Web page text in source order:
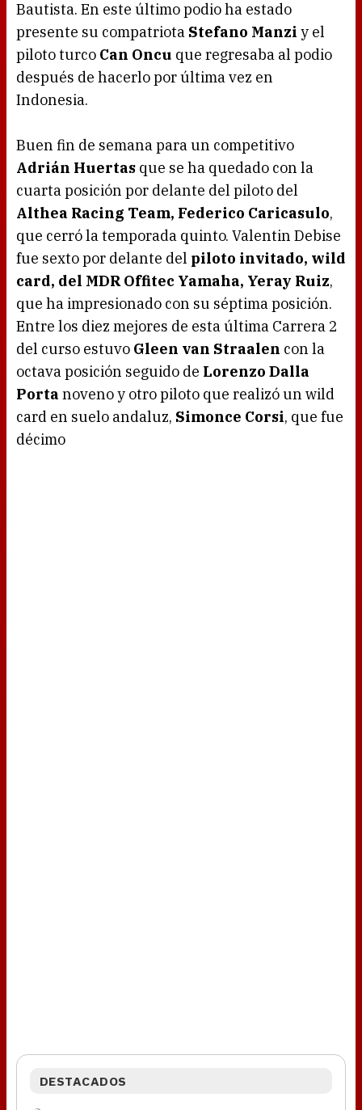
Bautista. En este último podio ha estado
presente su compatriota Stefano Manzi y el
piloto turco Can Oncu que regresaba al podio
después de hacerlo por última vez en
Indonesia.
Buen fin de semana para un competitivo
Adrián Huertas que se ha quedado con la
cuarta posición por delante del piloto del
Althea Racing Team, Federico Caricasulo,
que cerró la temporada quinto. Valentin Debise
fue sexto por delante del piloto invitado, wild
card, del MDR Offitec Yamaha, Yeray Ruiz,
que ha impresionado con su séptima posición.
Entre los diez mejores de esta última Carrera 2
del curso estuvo Gleen van Straalen con la
octava posición seguido de Lorenzo Dalla
Porta noveno y otro piloto que realizó un wild
card en suelo andaluz, Simonce Corsi, que fue
décimo
DESTACADOS